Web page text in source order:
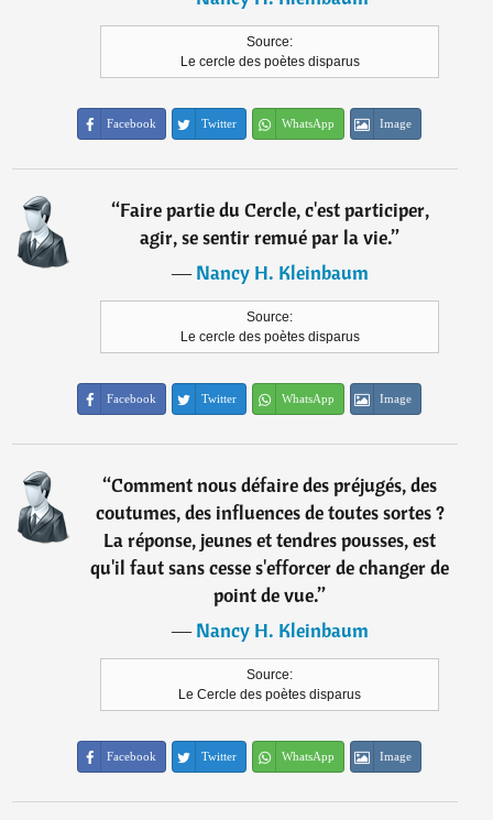
Source:
Le cercle des poètes disparus
Facebook Twitter WhatsApp Image
“Faire partie du Cercle, c'est participer,
agir, se sentir remué par la vie.”
―Nancy H. Kleinbaum
Source:
Le cercle des poètes disparus
Facebook Twitter WhatsApp Image
“Comment nous défaire des préjugés, des
coutumes, des influences de toutes sortes ?
La réponse, jeunes et tendres pousses, est
qu'il faut sans cesse s'efforcer de changer de
point de vue.”
―Nancy H. Kleinbaum
Source:
Le Cercle des poètes disparus
Facebook Twitter WhatsApp Image